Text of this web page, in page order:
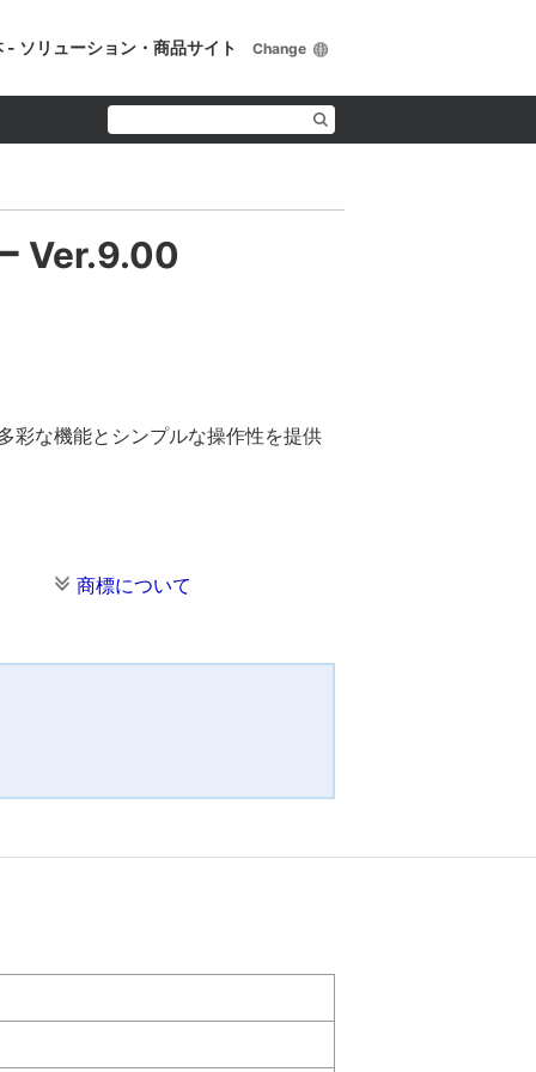
- ソリューション・商品サイト Change
Ver.9.00
彩な機能とシンプルな操作性を提供
商標について